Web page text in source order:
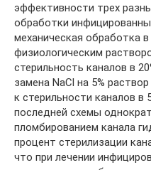
эффективности трех
обработки
механическая обработка
физиологическим
стерильность каналов в
замена NaCl на 5%
к стерильности каналов в
последней схемы
пломбированием канала
процент стерилизации
что при лечении